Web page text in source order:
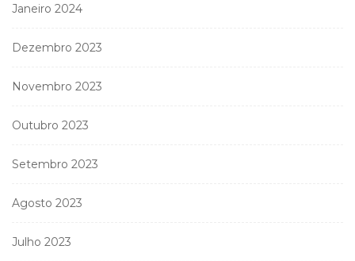
Janeiro 2024
Dezembro 2023
Novembro 2023
Outubro 2023
Setembro 2023
Agosto 2023
Julho 2023